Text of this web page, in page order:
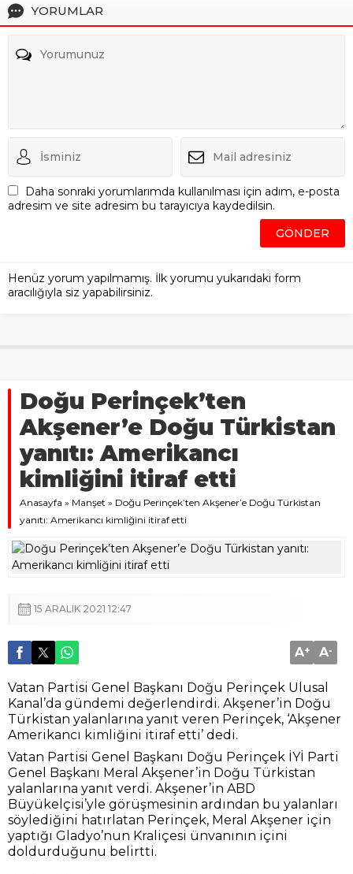
YORUMLAR
Daha sonraki yorumlarımda kullanılması için adım, e-posta
adresim ve site adresim bu tarayıcıya kaydedilsin.
Henüz yorum yapılmamış. İlk yorumu yukarıdaki form
aracılığıyla siz yapabilirsiniz.
Doğu Perinçek’ten
Akşener’e Doğu Türkistan
yanıtı: Amerikancı
kimliğini itiraf etti
Anasayfa » Manşet » Doğu Perinçek’ten Akşener’e Doğu Türkistan
yanıtı: Amerikancı kimliğini itiraf etti
15 ARALIK 2021 12:47
A+ A-
Vatan Partisi Genel Başkanı Doğu Perinçek Ulusal
Kanal’da gündemi değerlendirdi. Akşener’in Doğu
Türkistan yalanlarına yanıt veren Perinçek, ‘Akşener
Amerikancı kimliğini itiraf etti’ dedi.
Vatan Partisi Genel Başkanı Doğu Perinçek İYİ Parti
Genel Başkanı Meral Akşener’in Doğu Türkistan
yalanlarına yanıt verdi. Akşener’in ABD
Büyükelçisi’yle görüşmesinin ardından bu yalanları
söylediğini hatırlatan Perinçek, Meral Akşener için
yaptığı Gladyo’nun Kraliçesi ünvanının içini
doldurduğunu belirtti.